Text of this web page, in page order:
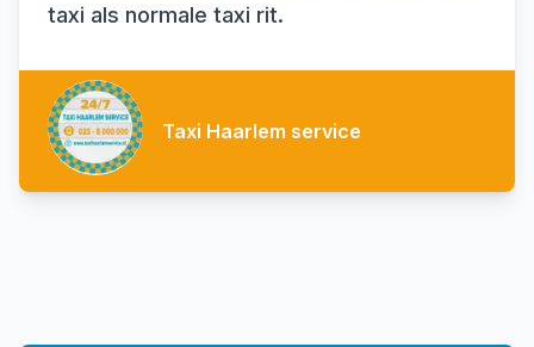
taxi als normale taxi rit.
Taxi Haarlem service